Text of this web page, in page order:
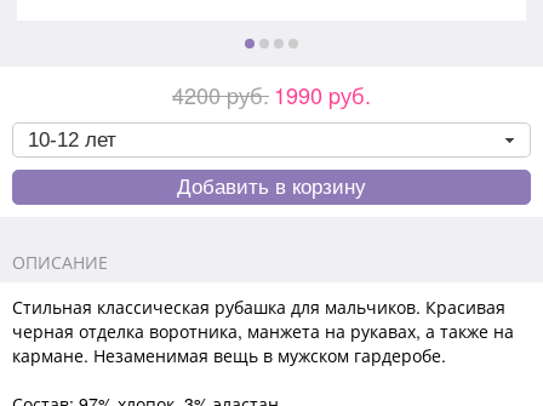
4200 pуб.1990 pуб.
ОПИСАНИЕ
Стильная классическая рубашка для мальчиков. Красивая
черная отделка воротника, манжета на рукавах, а также на
кармане. Незаменимая вещь в мужском гардеробе.